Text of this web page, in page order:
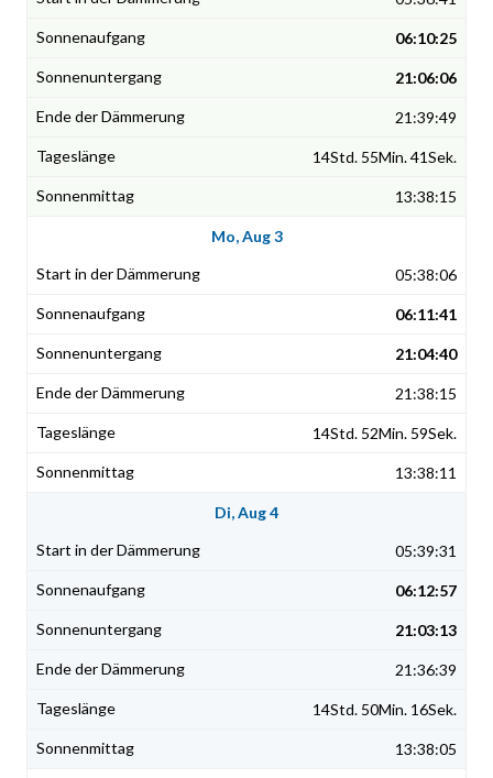
06:10:25
21:06:06
21:39:49
14Std. 55Min. 41Sek.
13:38:15
Mo, Aug 3
05:38:06
06:11:41
21:04:40
21:38:15
14Std. 52Min. 59Sek.
13:38:11
Di, Aug 4
05:39:31
06:12:57
21:03:13
21:36:39
14Std. 50Min. 16Sek.
13:38:05